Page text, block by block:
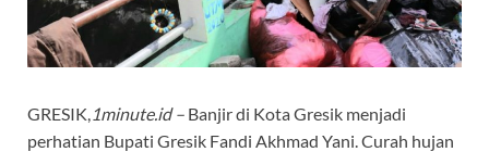
GRESIK, 1minute.id – Banjir di Kota Gresik menjadi
perhatian Bupati Gresik Fandi Akhmad Yani. Curah hujan